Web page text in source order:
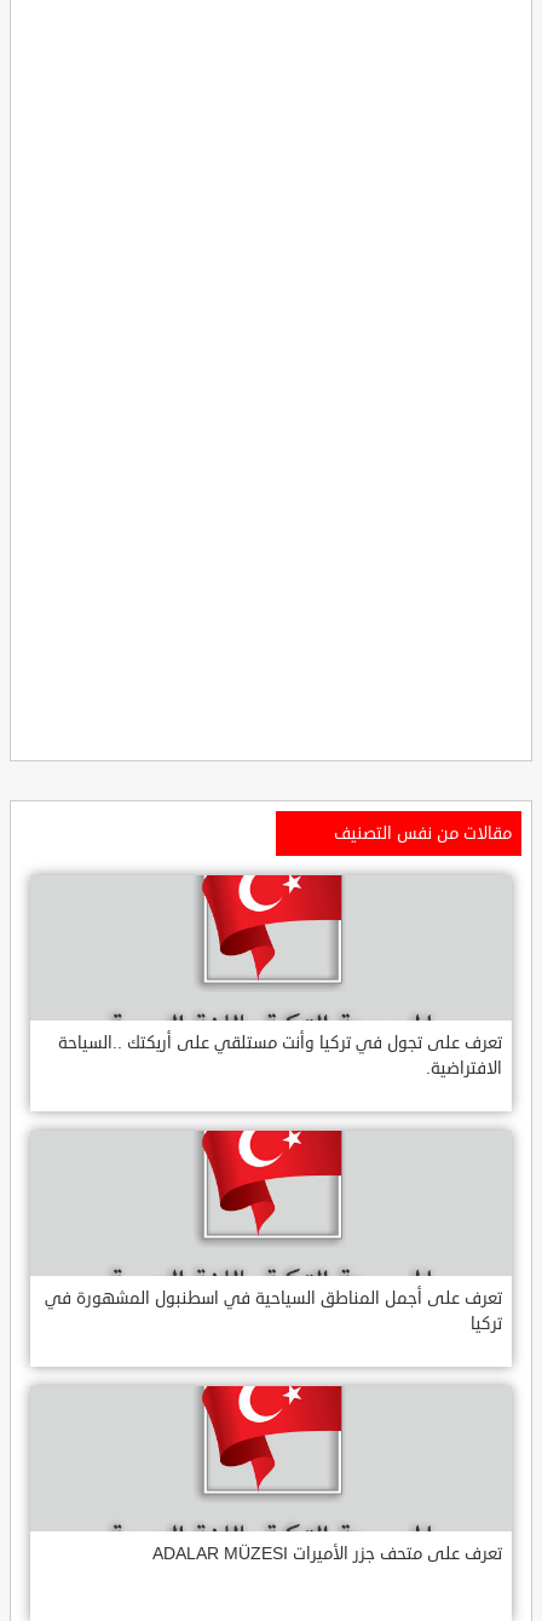
مقالات من نفس التصنيف
تعرف على تجول في تركيا وأنت مستلقي على أريكتك ..السياحة
الافتراضية.
تعرف على أجمل المناطق السياحية في اسطنبول المشهورة في
تركيا
تعرف على متحف جزر الأميرات ADALAR MÜZESI